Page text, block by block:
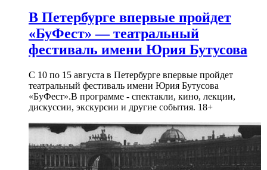
В Петербурге впервые пройдет
«БуФест» — театральный
фестиваль имени Юрия Бутусова
С 10 по 15 августа в Петербурге впервые пройдет
театральный фестиваль имени Юрия Бутусова
«БуФест».В программе - спектакли, кино, лекции,
дискуссии, экскурсии и другие события. 18+